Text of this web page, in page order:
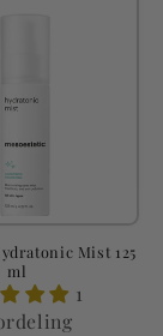
Mist 125
ml
1